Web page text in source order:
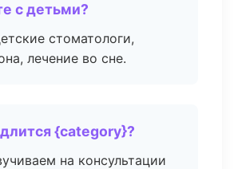
с детьми?
стоматологи,
лечение во сне.
{category}?
на консультации